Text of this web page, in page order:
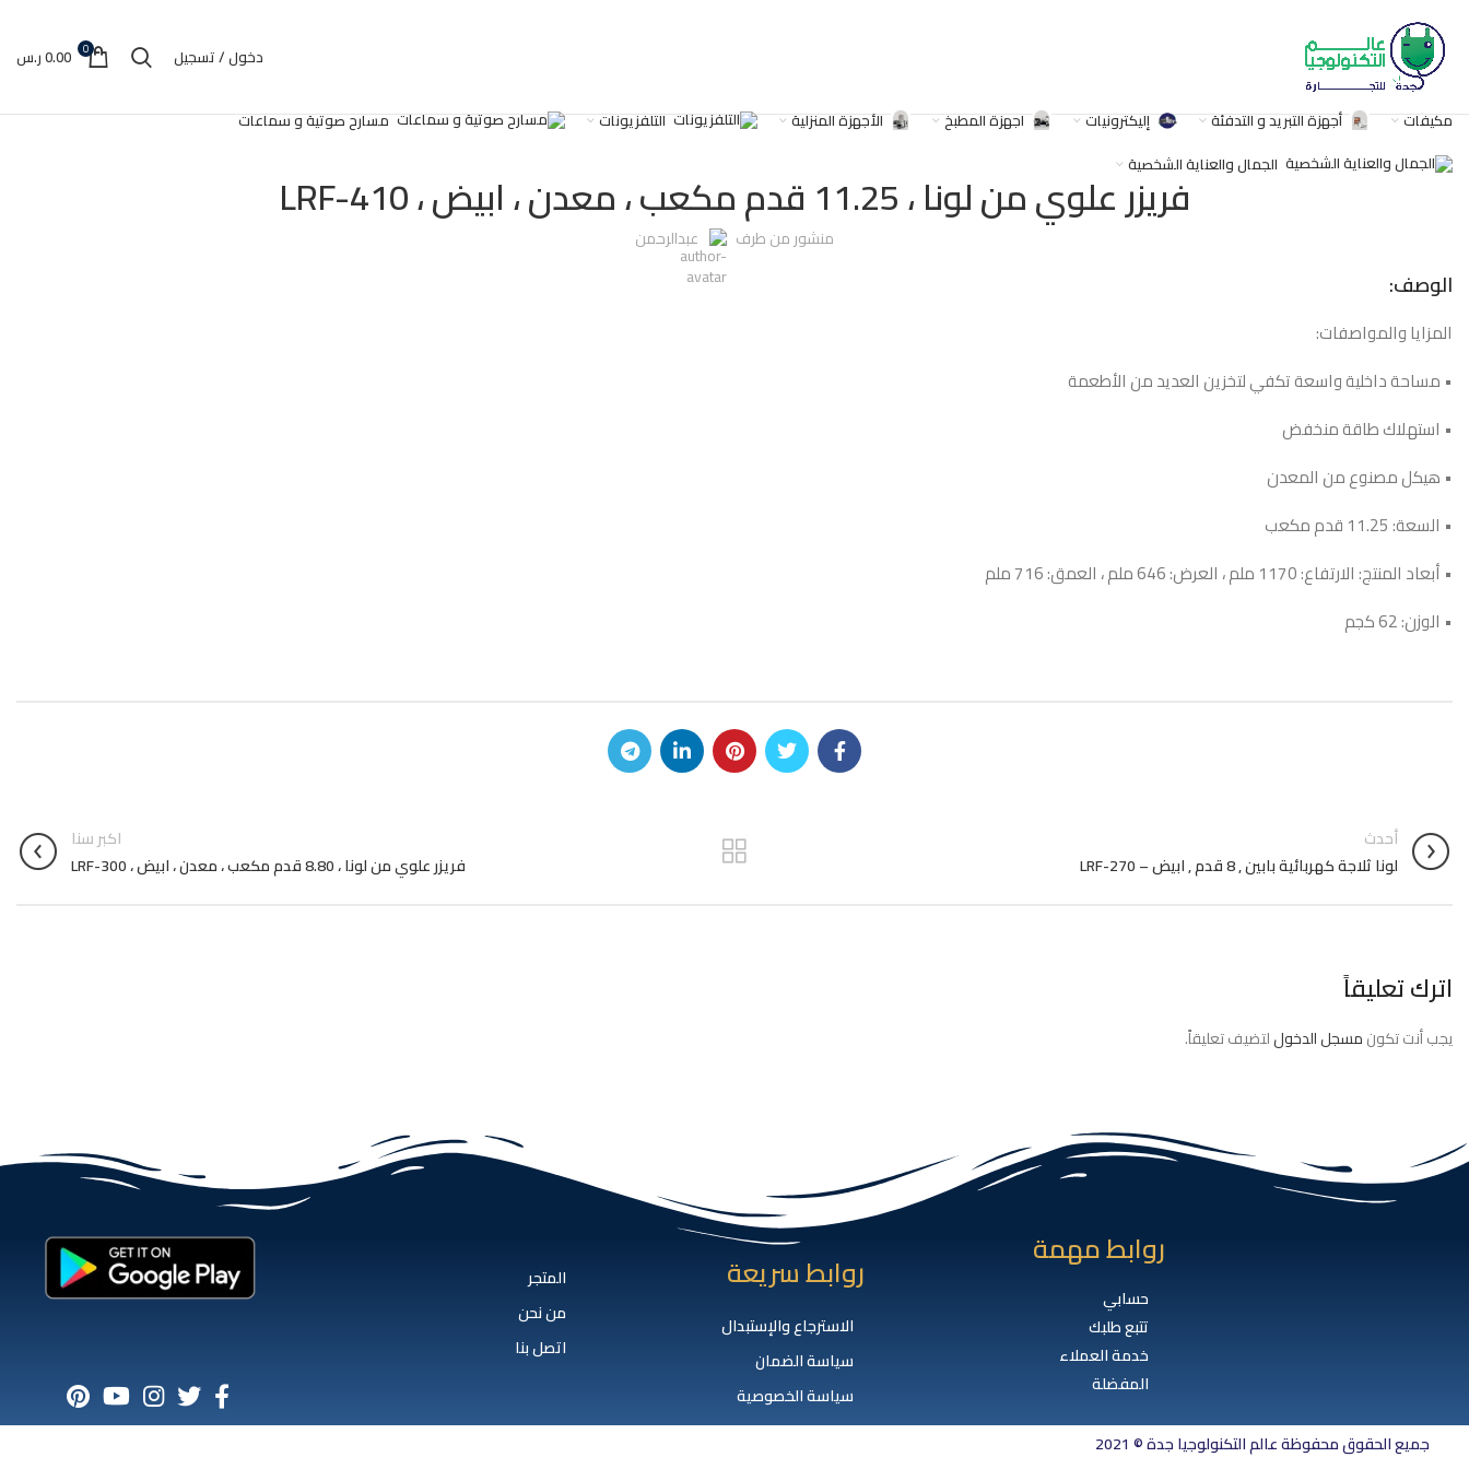
دخول / تسجيل 0
0.00ر.س
مكيفات أجهزة التبريد و التدفئة إليكترونيات اجهزة المطبخ الأجهزة المنزلية التلفزيونات
مسارح صوتية و سماعات
الجمال والعناية الشخصية
• أبعاد المنتج: الارتفاع: 1170 ملم ، العرض: 646 ملم ، العمق: 716 ملم</P
فريزر علوي من لونا ، 11.25 قدم مكعب ، معدن ، ابيض ، LRF-410
منشور من طرف عبدالرحمن
الوصف:
المزايا والمواصفات:
• مساحة داخلية واسعة تكفي لتخزين العديد من الأطعمة
• استهلاك طاقة منخفض
• هيكل مصنوع من المعدن
• السعة: 11.25 قدم مكعب
• أبعاد المنتج: الارتفاع: 1170 ملم ، العرض: 646 ملم ، العمق: 716 ملم
• الوزن: 62 كجم
أحدث
لونا ثلاجة كهربائية بابين , 8 قدم , ابيض – LRF-270
اكبر سنا
فريزر علوي من لونا ، 8.80 قدم مكعب ، معدن ، ابيض ، LRF-300
اترك تعليقاً
يجب أنت تكونمسجل الدخوللتضيف تعليقاً.
روابط مهمة
حسابي
تتبع طلبك
خدمة العملاء
المفضلة
روابط سريعة
الاسترجاع والإستبدال
سياسة الضمان
سياسة الخصوصية
المتجر
من نحن
اتصل بنا
جميع الحقوق محفوظة عالم التكنولوجيا جدة © 2021